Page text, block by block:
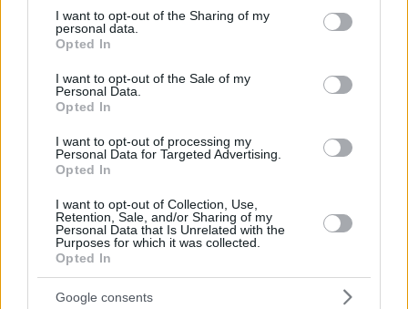
not limited to your visit or usage behaviour. You may click to
grant or deny consent to Google and its third-party tags to
use your data for below specified purposes in below Google
consent section.
I want to opt-out of the Sharing of my
personal data.
Opted In
I want to opt-out of the Sale of my
Personal Data.
Opted In
I want to opt-out of processing my
Personal Data for Targeted Advertising.
Opted In
I want to opt-out of Collection, Use,
Retention, Sale, and/or Sharing of my
Personal Data that Is Unrelated with the
Purposes for which it was collected.
Opted In
Google consents
Το ποσοστό επιτυχίας δείχνει ότι
η αήττητη πρόκριση δεν
Μόλις τρεις ομάδεςέφτασαν ως την πηγή και ήπιαν
σαμπάνια από το “ιερό δισκοπότηρο”, δηλαδή,
επιτυχίας 18.75%!